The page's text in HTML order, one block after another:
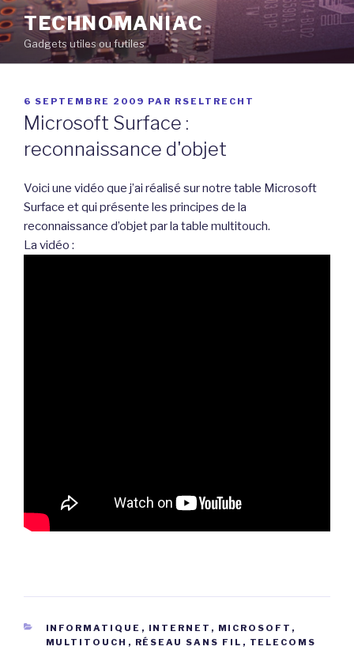
Aller
au
contenu
principal
TECHNOMANIAC
Gadgets utiles ou futiles
PUBLIÉ
LE
6 SEPTEMBRE 2009 PAR RSELTRECHT
Microsoft Surface :
reconnaissance d'objet
Voici une vidéo que j’ai réalisé sur notre table Microsoft
Surface et qui présente les principes de la
reconnaissance d’objet par la table multitouch.
La vidéo :
CATÉGORIES
INFORMATIQUE , INTERNET , MICROSOFT ,
MULTITOUCH , RÉSEAU SANS FIL , TELECOMS